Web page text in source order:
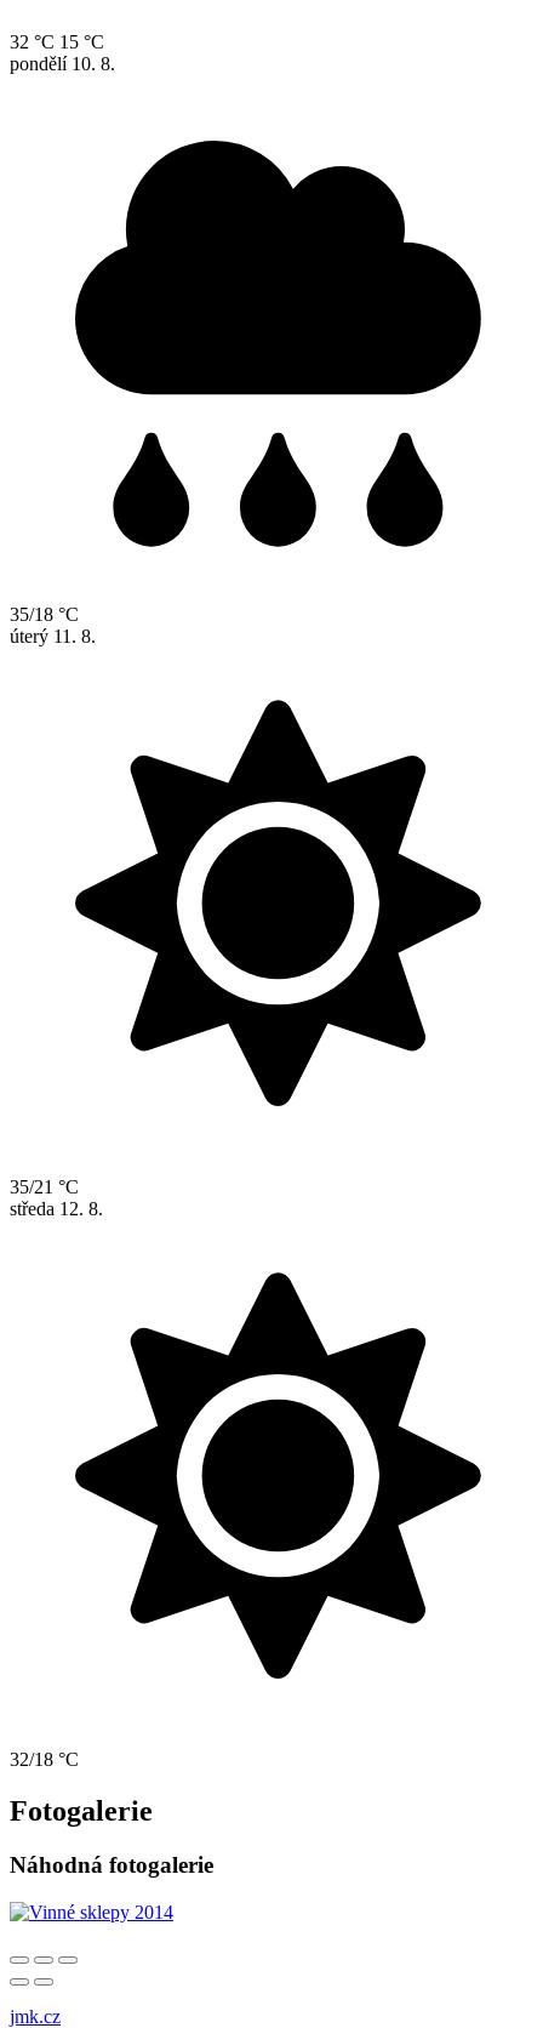
32 °C 15 °C
pondělí 10. 8.
35/18 °C
úterý 11. 8.
35/21 °C
středa 12. 8.
32/18 °C
Fotogalerie
Náhodná fotogalerie
jmk.cz